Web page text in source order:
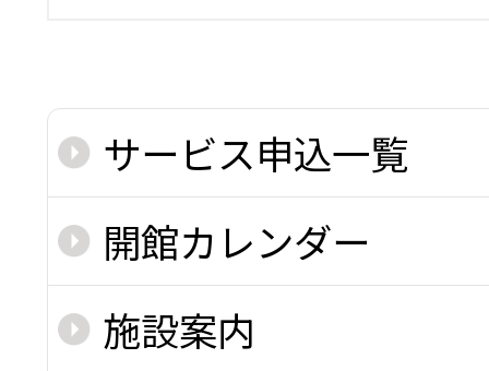
サービス申込一覧
開館カレンダー
施設案内